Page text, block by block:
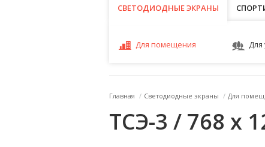
СВЕТОДИОДНЫЕ ЭКРАНЫ
СВЕТОДИОДНЫЕ ЭКРАНЫ
Для помещения Для
Главная / Светодиодные экраны / Для
ТСЭ-3 / 768 x